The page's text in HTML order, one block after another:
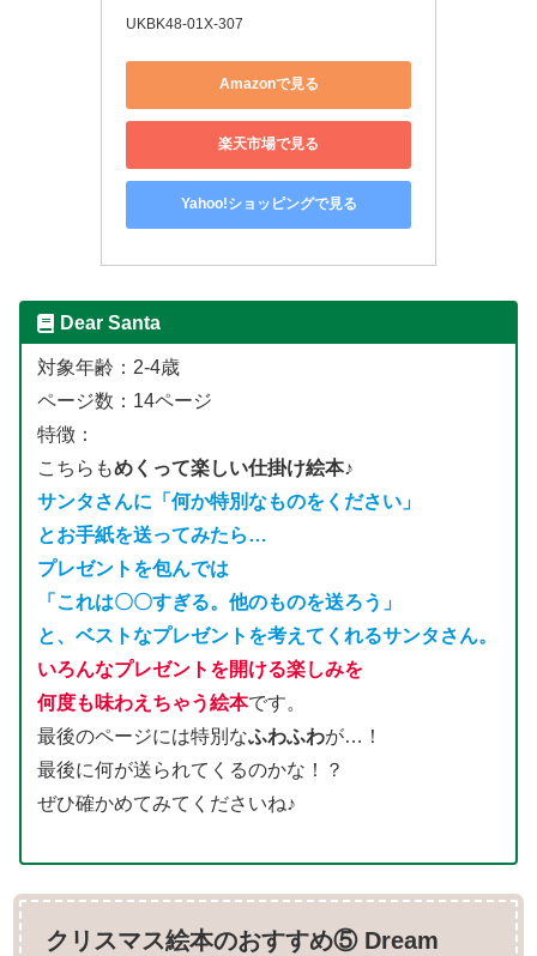
UKBK48-01X-307
Amazonで見る
楽天市場で見る
Yahoo!ショッピングで見る
Dear Santa
対象年齢：2-4歳
ページ数：14ページ
特徴：
こちらもめくって楽しい仕掛け絵本♪
サンタさんに「何か特別なものをください」
とお手紙を送ってみたら…
プレゼントを包んでは
「これは〇〇すぎる。他のものを送ろう」
と、ベストなプレゼントを考えてくれるサンタさん。
いろんなプレゼントを開ける楽しみを
何度も味わえちゃう絵本です。
最後のページには特別なふわふわが…！
最後に何が送られてくるのかな！？
ぜひ確かめてみてくださいね♪
クリスマス絵本のおすすめ⑤ Dream